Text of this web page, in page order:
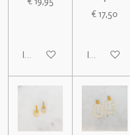
In winkelwagen
€ 17,50
In